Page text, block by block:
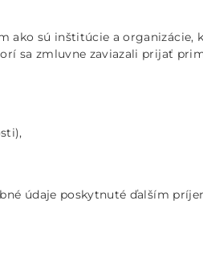
ako sú inštitúcie a
sa zmluvne zaviazali prijať
údaje poskytnuté ďalším